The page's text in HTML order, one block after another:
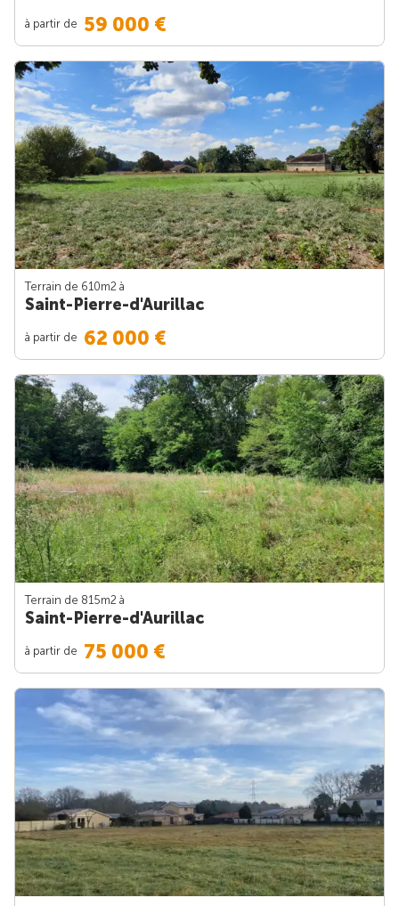
à partir de 59 000 €
Terrain de 610m2 à
Saint-Pierre-d'Aurillac
à partir de 62 000 €
Terrain de 815m2 à
Saint-Pierre-d'Aurillac
à partir de 75 000 €